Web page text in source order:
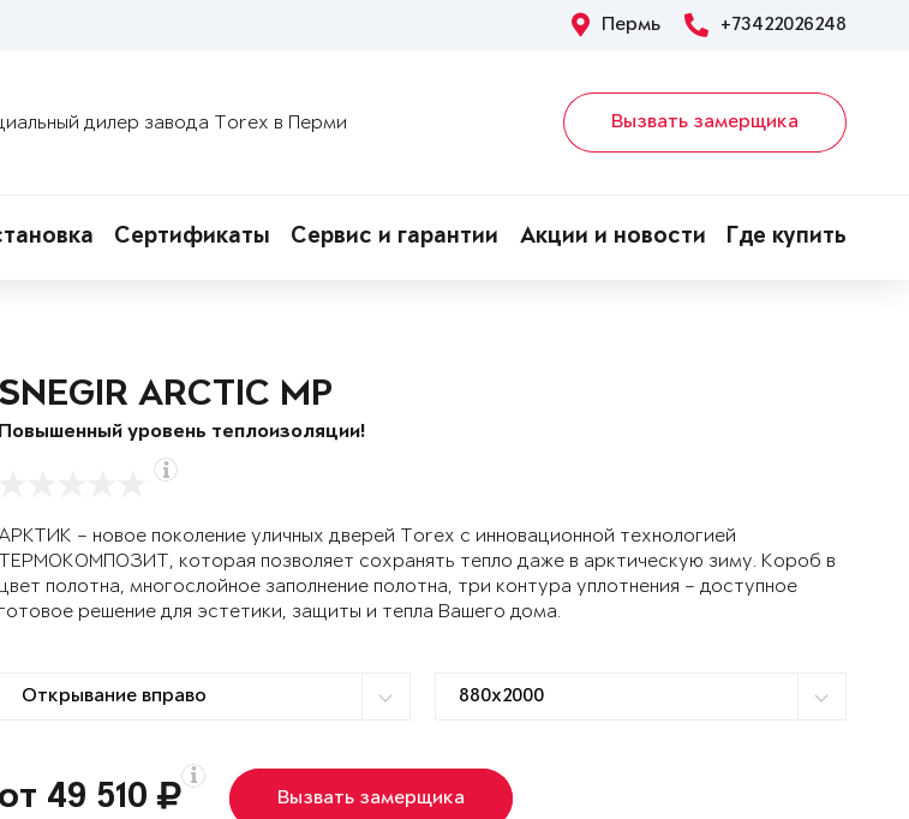
Пермь +73422026248
дилер завода Torex в Перми Вызвать замерщика
Сертификаты Сервис и гарантии Акции и новости Где купить
SNEGIR ARCTIC MP
Повышенный уровень теплоизоляции!
– новое поколение уличных дверей Torex с инновационной технологией
ТЕРМОКОМПОЗИТ, которая позволяет сохранять тепло даже в арктическую зиму. Короб в
цвет полотна, многослойное заполнение полотна, три контура уплотнения – доступное
готовое решение для эстетики, защиты и тепла Вашего дома.
от 49 510 Вызвать замерщика